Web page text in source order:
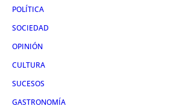
POLÍTICA
SOCIEDAD
OPINIÓN
CULTURA
SUCESOS
GASTRONOMÍA